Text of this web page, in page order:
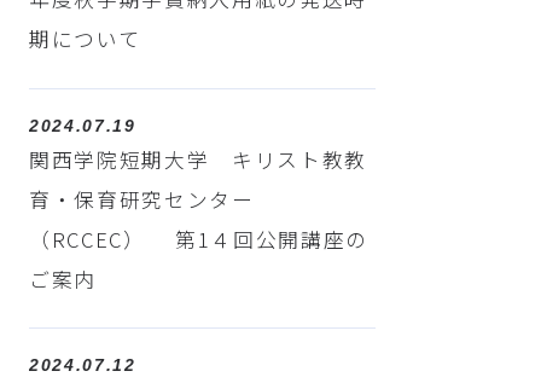
期について
2024.07.19
関西学院短期大学 キリスト教教
育・保育研究センター
（RCCEC） 第1４回公開講座の
ご案内
2024.07.12